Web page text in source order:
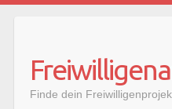
Finde dein